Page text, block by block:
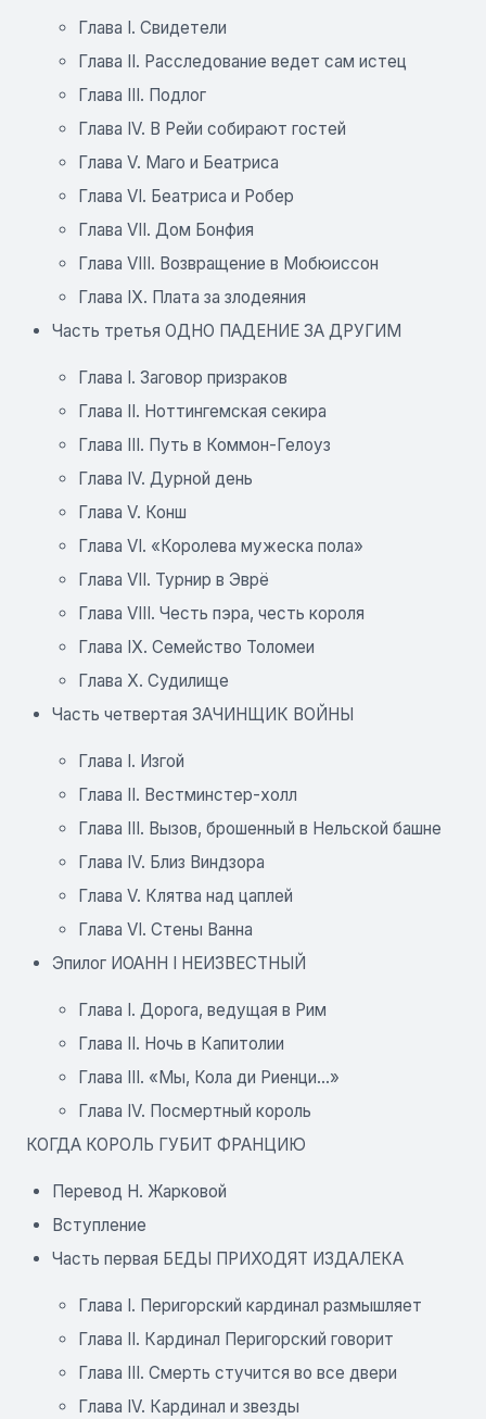
Глава I. Свидетели
Глава II. Расследование ведет сам истец
Глава III. Подлог
Глава IV. В Рейи собирают гостей
Глава V. Маго и Беатриса
Глава VI. Беатриса и Робер
Глава VII. Дом Бонфия
Глава VIII. Возвращение в Мобюиссон
Глава IX. Плата за злодеяния
Часть третья ОДНО ПАДЕНИЕ ЗА ДРУГИМ
Глава I. Заговор призраков
Глава II. Ноттингемская секира
Глава III. Путь в Коммон-Гелоуз
Глава IV. Дурной день
Глава V. Конш
Глава VI. «Королева мужеска пола»
Глава VII. Турнир в Эврё
Глава VIII. Честь пэра, честь короля
Глава IX. Семейство Толомеи
Глава X. Судилище
Часть четвертая ЗАЧИНЩИК ВОЙНЫ
Глава I. Изгой
Глава II. Вестминстер-холл
Глава III. Вызов, брошенный в Нельской башне
Глава IV. Близ Виндзора
Глава V. Клятва над цаплей
Глава VI. Стены Ванна
Эпилог ИОАНН I НЕИЗВЕСТНЫЙ
Глава I. Дорога, ведущая в Рим
Глава II. Ночь в Капитолии
Глава III. «Мы, Кола ди Риенци...»
Глава IV. Посмертный король
КОГДА КОРОЛЬ ГУБИТ ФРАНЦИЮ
Перевод Н. Жарковой
Вступление
Часть первая БЕДЫ ПРИХОДЯТ ИЗДАЛЕКА
Глава I. Перигорский кардинал размышляет
Глава II. Кардинал Перигорский говорит
Глава III. Смерть стучится во все двери
Глава IV. Кардинал и звезды